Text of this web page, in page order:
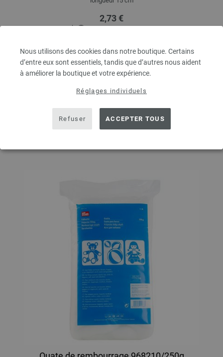
Nous utilisons des cookies dans notre boutique. Certains
d’entre eux sont essentiels, tandis que d’autres nous aident
à améliorer la boutique et votre expérience.
Réglages individuels
Refuser ACCEPTER TOUS
2,73 €
3,18 $
QUANTITÉ
DANS LE PANIER
Ajouter à liste d'envies